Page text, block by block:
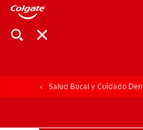
Salud Bucal y Cuidado